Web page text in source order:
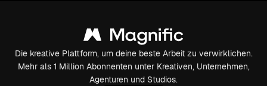
Die kreative Plattform, um deine beste Arbeit zu verwirklichen.
Mehr als 1 Million Abonnenten unter Kreativen, Unternehmen,
Agenturen und Studios.